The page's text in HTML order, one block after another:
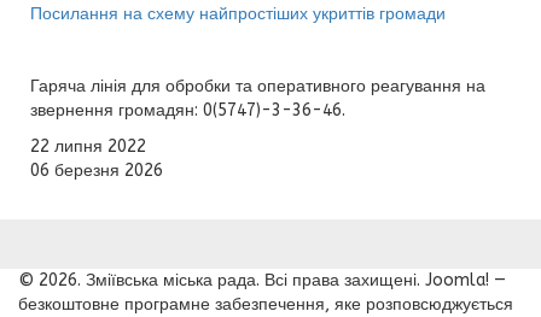
Посилання на схему найпростіших укриттів громади
Гаряча лінія для обробки та оперативного реагування на
звернення громадян: 0(5747)-3-36-46.
22 липня 2022
06 березня 2026
© 2026. Зміївська міська рада. Всі права захищені. Joomla! —
безкоштовне програмне забезпечення, яке розповсюджується